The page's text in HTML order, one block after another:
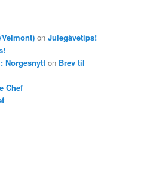
onJulegåvetips!
Norgesnytt on Brev til
Chef